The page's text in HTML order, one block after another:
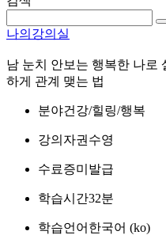
나의강의실
남 눈치 안보는 행복한 나로
하게 관계 맺는 법
분야건강/힐링/행복
강의자권수영
수료증미발급
학습시간32분
학습언어 한국어 ‎(ko)‎